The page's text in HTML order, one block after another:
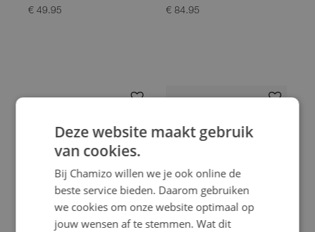
€ 49.95 € 84.95
Deze website maakt gebruik
van cookies.
Bij Chamizo willen we je ook online de
beste service bieden. Daarom gebruiken
we cookies om onze website optimaal op
jouw wensen af te stemmen. Wat dit